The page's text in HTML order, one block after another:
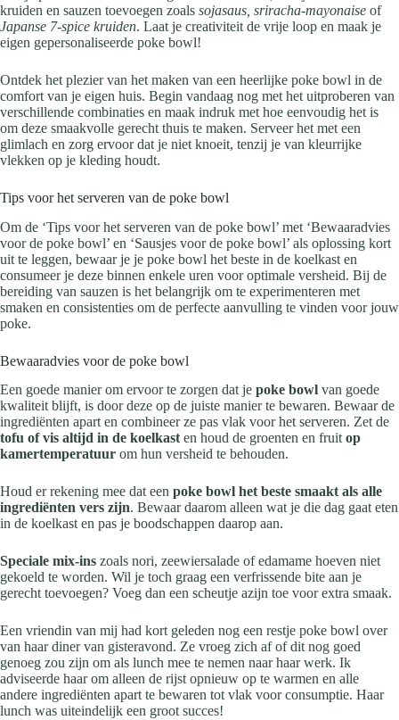
kruiden en sauzen toevoegen zoals sojasaus, sriracha-mayonaise of
Japanse 7-spice kruiden. Laat je creativiteit de vrije loop en maak je
eigen gepersonaliseerde poke bowl!
Ontdek het plezier van het maken van een heerlijke poke bowl in de
comfort van je eigen huis. Begin vandaag nog met het uitproberen van
verschillende combinaties en maak indruk met hoe eenvoudig het is
om deze smaakvolle gerecht thuis te maken. Serveer het met een
glimlach en zorg ervoor dat je niet knoeit, tenzij je van kleurrijke
vlekken op je kleding houdt.
Tips voor het serveren van de poke bowl
Om de ‘Tips voor het serveren van de poke bowl’ met ‘Bewaaradvies
voor de poke bowl’ en ‘Sausjes voor de poke bowl’ als oplossing kort
uit te leggen, bewaar je je poke bowl het beste in de koelkast en
consumeer je deze binnen enkele uren voor optimale versheid. Bij de
bereiding van sauzen is het belangrijk om te experimenteren met
smaken en consistenties om de perfecte aanvulling te vinden voor jouw
poke.
Bewaaradvies voor de poke bowl
Een goede manier om ervoor te zorgen dat je poke bowl van goede
kwaliteit blijft, is door deze op de juiste manier te bewaren. Bewaar de
ingrediënten apart en combineer ze pas vlak voor het serveren. Zet de
tofu of vis altijd in de koelkast en houd de groenten en fruit op
kamertemperatuur om hun versheid te behouden.
Houd er rekening mee dat een poke bowl het beste smaakt als alle
ingrediënten vers zijn. Bewaar daarom alleen wat je die dag gaat eten
in de koelkast en pas je boodschappen daarop aan.
Speciale mix-ins zoals nori, zeewiersalade of edamame hoeven niet
gekoeld te worden. Wil je toch graag een verfrissende bite aan je
gerecht toevoegen? Voeg dan een scheutje azijn toe voor extra smaak.
Een vriendin van mij had kort geleden nog een restje poke bowl over
van haar diner van gisteravond. Ze vroeg zich af of dit nog goed
genoeg zou zijn om als lunch mee te nemen naar haar werk. Ik
adviseerde haar om alleen de rijst opnieuw op te warmen en alle
andere ingrediënten apart te bewaren tot vlak voor consumptie. Haar
lunch was uiteindelijk een groot succes!